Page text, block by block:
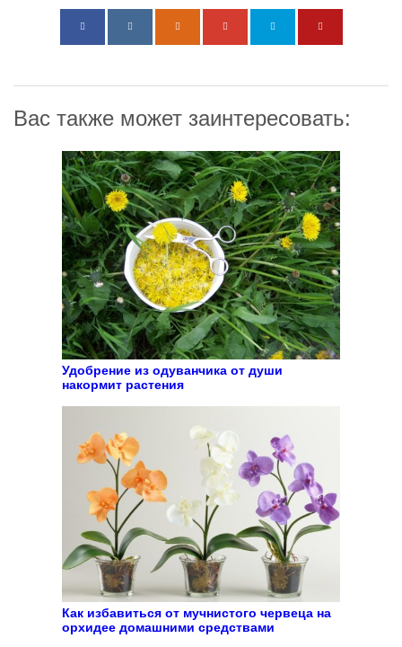
Вас также может заинтересовать:
Удобрение из одуванчика от души
накормит растения
Как избавиться от мучнистого червеца на
орхидее домашними средствами